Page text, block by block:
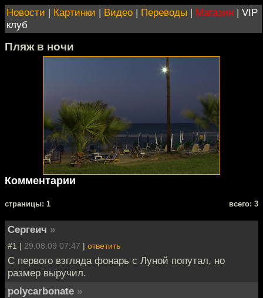
Новости | Картинки | Видео | Переводы | Магазин | VIP
клуб
Пляж в ночи
Комментарии
cтраницы: 1 всего: 3
Сергеич »
#1 | 29.08.09 07:47 | ответить
С первого взгляда фонарь с Луной попутал, но
размер выручил.
polycarbonate »